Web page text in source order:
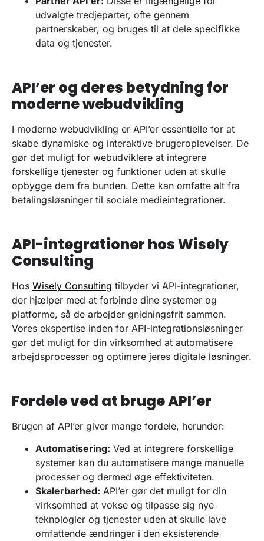
udvalgte tredjeparter, ofte gennem
partnerskaber, og bruges til at dele specifikke
data og tjenester.
API’er og deres betydning for
moderne webudvikling
I moderne webudvikling er API’er essentielle for at
skabe dynamiske og interaktive brugeroplevelser. De
gør det muligt for webudviklere at integrere
forskellige tjenester og funktioner uden at skulle
opbygge dem fra bunden. Dette kan omfatte alt fra
betalingsløsninger til sociale medieintegrationer.
API-integrationer hos Wisely
Consulting
Hos Wisely Consulting tilbyder vi API-integrationer,
der hjælper med at forbinde dine systemer og
platforme, så de arbejder gnidningsfrit sammen.
Vores ekspertise inden for API-integrationsløsninger
gør det muligt for din virksomhed at automatisere
arbejdsprocesser og optimere jeres digitale løsninger.
Fordele ved at bruge API’er
Brugen af API’er giver mange fordele, herunder:
Automatisering: Ved at integrere forskellige
systemer kan du automatisere mange manuelle
processer og dermed øge effektiviteten.
Skalerbarhed: API’er gør det muligt for din
virksomhed at vokse og tilpasse sig nye
teknologier og tjenester uden at skulle lave
omfattende ændringer i den eksisterende